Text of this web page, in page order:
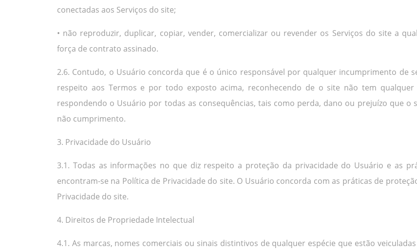
conectadas aos Serviços do site;
• não reproduzir, duplicar, copiar, vender, comercializar ou revender os Serviços do site a
força de contrato assinado.
2.6. Contudo, o Usuário concorda que é o único responsável por qualquer incumprimento de
respeito aos Termos e por todo exposto acima, reconhecendo de o site não tem
respondendo o Usuário por todas as consequências, tais como perda, dano ou prejuízo que
não cumprimento.
3. Privacidade do Usuário
3.1. Todas as informações no que diz respeito a proteção da privacidade do Usuário e as
encontram-se na Política de Privacidade do site. O Usuário concorda com as práticas de
Privacidade do site.
4. Direitos de Propriedade Intelectual
4.1. As marcas, nomes comerciais ou sinais distintivos de qualquer espécie que estão